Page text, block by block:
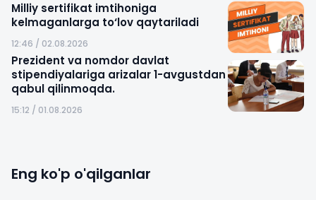
Milliy sertifikat imtihoniga
kelmaganlarga to‘lov qaytariladi
12:46 / 02.08.2026
Prezident va nomdor davlat
stipendiyalariga arizalar 1-avgustdan
qabul qilinmoqda.
15:12 / 01.08.2026
Eng ko'p o'qilganlar